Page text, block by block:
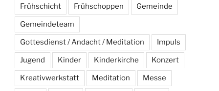
Frühschicht Frühschoppen Gemeinde
Gemeindeteam
Gottesdienst / Andacht / Meditation Impuls
Jugend Kinder Kinderkirche Konzert
Kreativwerkstatt Meditation Messe